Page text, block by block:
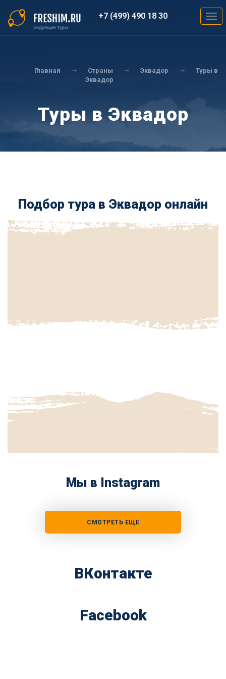
основному
содержанию
+7 (499) 490 18 30
Главная Страны Эквадор
Туры в
Эквадор
Туры в Эквадор
Подбор тура в Эквадор онлайн
Мы в Instagram
СМОТРЕТЬ ЕЩЕ
ВКонтакте
Facebook